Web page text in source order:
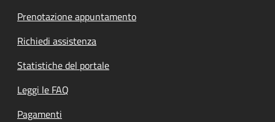
Prenotazione appuntamento
Richiedi assistenza
Statistiche del portale
Leggi le FAQ
Pagamenti